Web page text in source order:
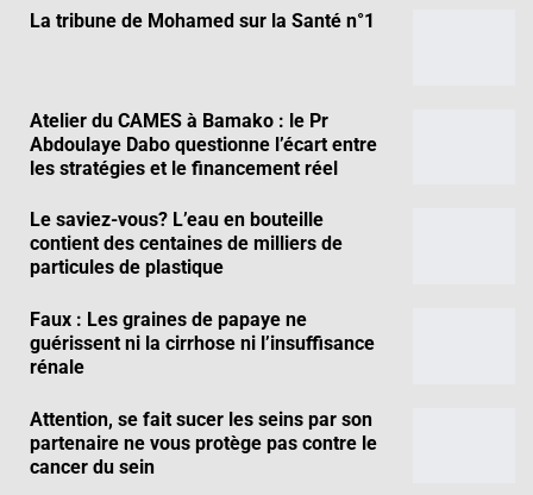
La tribune de Mohamed sur la Santé n°1
Atelier du CAMES à Bamako : le Pr
Abdoulaye Dabo questionne l’écart entre
les stratégies et le financement réel
Le saviez-vous? L’eau en bouteille
contient des centaines de milliers de
particules de plastique
Faux : Les graines de papaye ne
guérissent ni la cirrhose ni l’insuffisance
rénale
Attention, se fait sucer les seins par son
partenaire ne vous protège pas contre le
cancer du sein